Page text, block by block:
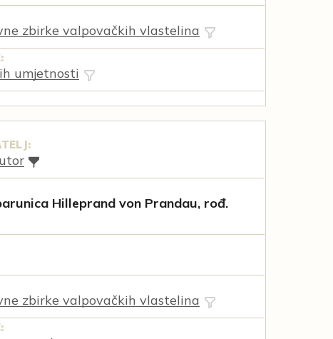
zbirke valpovačkih vlastelina
umjetnosti
Hilleprand von Prandau, rođ.
zbirke valpovačkih vlastelina